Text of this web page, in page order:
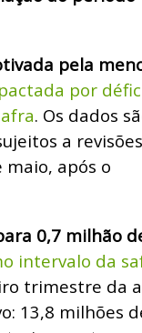
pela
por
. Os dados
a
maio, após o
0,7 milhão
intervalo da
trimestre da
13,8 milhões